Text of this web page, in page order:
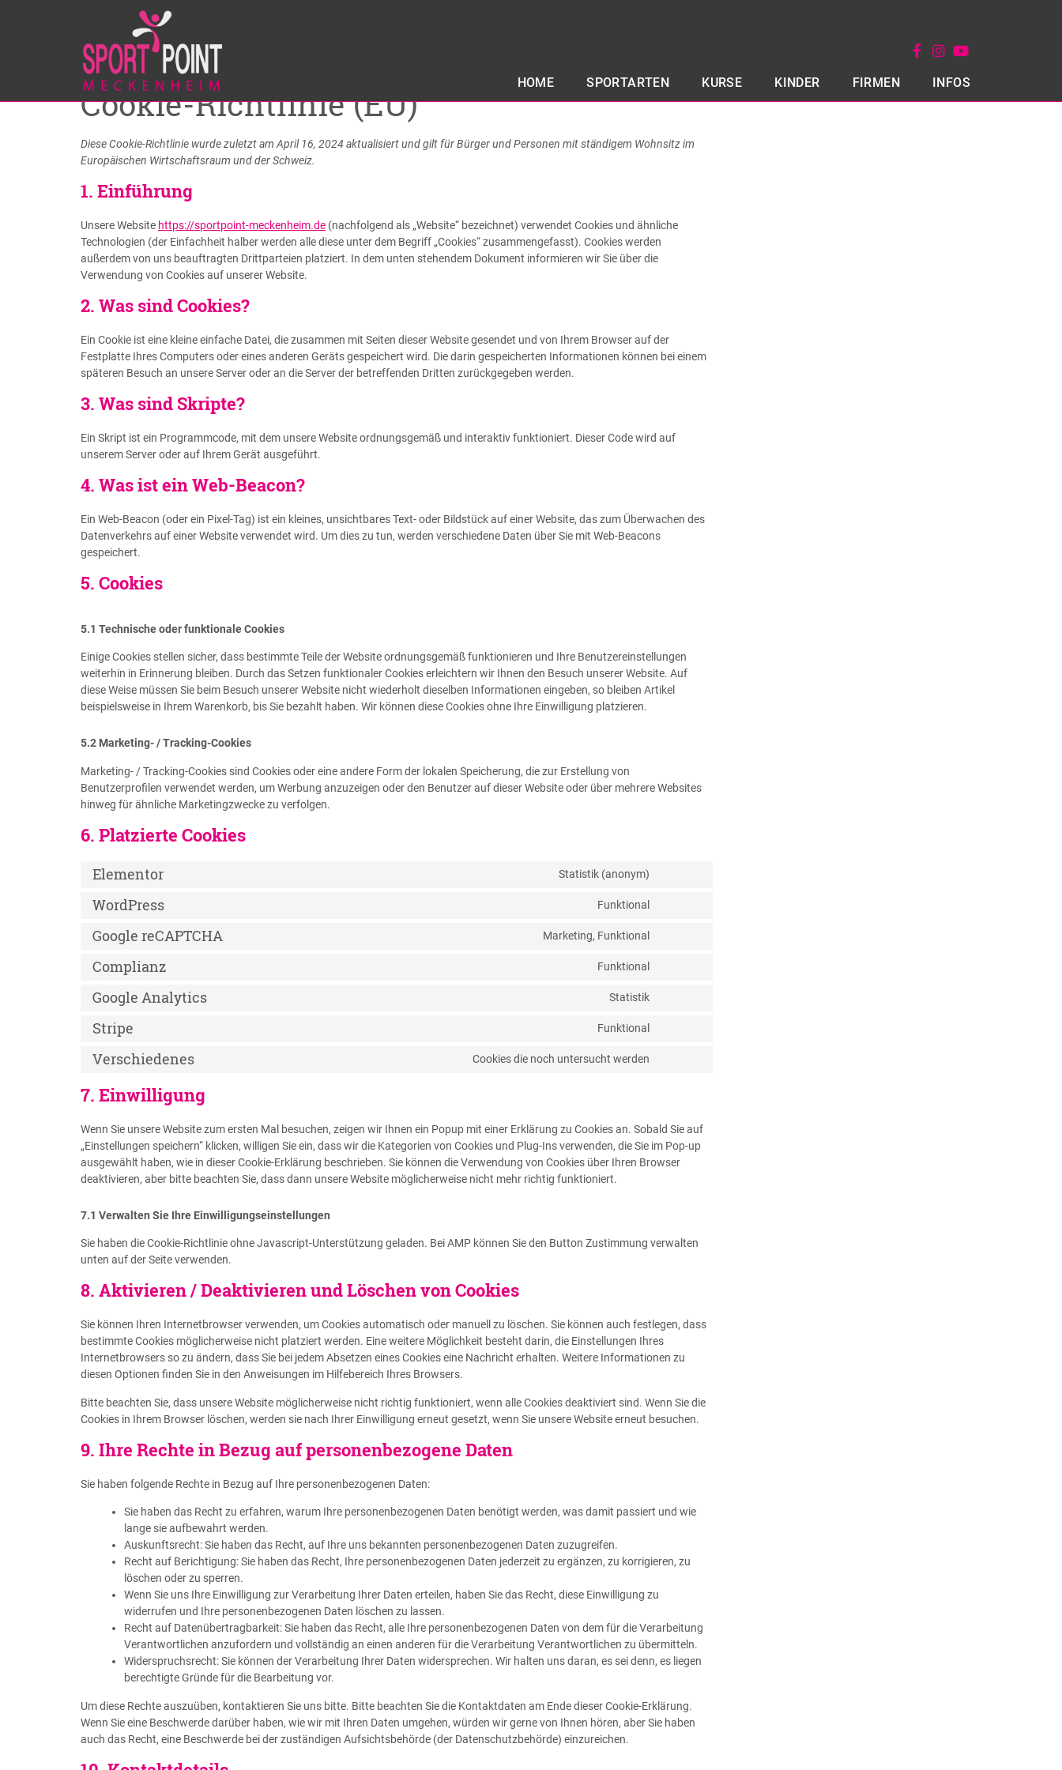
HOME SPORTARTEN KURSE KINDER FIRMEN INFOS
Cookie-Richtlinie (EU)
Diese Cookie-Richtlinie wurde zuletzt am April 16, 2024 aktualisiert und gilt für Bürger und Personen mit ständigem Wohnsitz im
Europäischen Wirtschaftsraum und der Schweiz.
1. Einführung
Unsere Website https://sportpoint-meckenheim.de (nachfolgend als „Website“ bezeichnet) verwendet Cookies und ähnliche
Technologien (der Einfachheit halber werden alle diese unter dem Begriff „Cookies“ zusammengefasst). Cookies werden
außerdem von uns beauftragten Drittparteien platziert. In dem unten stehendem Dokument informieren wir Sie über die
Verwendung von Cookies auf unserer Website.
2. Was sind Cookies?
Ein Cookie ist eine kleine einfache Datei, die zusammen mit Seiten dieser Website gesendet und von Ihrem Browser auf der
Festplatte Ihres Computers oder eines anderen Geräts gespeichert wird. Die darin gespeicherten Informationen können bei einem
späteren Besuch an unsere Server oder an die Server der betreffenden Dritten zurückgegeben werden.
3. Was sind Skripte?
Ein Skript ist ein Programmcode, mit dem unsere Website ordnungsgemäß und interaktiv funktioniert. Dieser Code wird auf
unserem Server oder auf Ihrem Gerät ausgeführt.
4. Was ist ein Web-Beacon?
Ein Web-Beacon (oder ein Pixel-Tag) ist ein kleines, unsichtbares Text- oder Bildstück auf einer Website, das zum Überwachen des
Datenverkehrs auf einer Website verwendet wird. Um dies zu tun, werden verschiedene Daten über Sie mit Web-Beacons
gespeichert.
5. Cookies
5.1 Technische oder funktionale Cookies
Einige Cookies stellen sicher, dass bestimmte Teile der Website ordnungsgemäß funktionieren und Ihre Benutzereinstellungen
weiterhin in Erinnerung bleiben. Durch das Setzen funktionaler Cookies erleichtern wir Ihnen den Besuch unserer Website. Auf
diese Weise müssen Sie beim Besuch unserer Website nicht wiederholt dieselben Informationen eingeben, so bleiben Artikel
beispielsweise in Ihrem Warenkorb, bis Sie bezahlt haben. Wir können diese Cookies ohne Ihre Einwilligung platzieren.
5.2 Marketing- / Tracking-Cookies
Marketing- / Tracking-Cookies sind Cookies oder eine andere Form der lokalen Speicherung, die zur Erstellung von
Benutzerprofilen verwendet werden, um Werbung anzuzeigen oder den Benutzer auf dieser Website oder über mehrere Websites
hinweg für ähnliche Marketingzwecke zu verfolgen.
6. Platzierte Cookies
Elementor Statistik (anonym)
WordPress Funktional
Google reCAPTCHA Marketing, Funktional
Complianz Funktional
Google Analytics Statistik
Stripe Funktional
Verschiedenes Cookies die noch untersucht werden
7. Einwilligung
Wenn Sie unsere Website zum ersten Mal besuchen, zeigen wir Ihnen ein Popup mit einer Erklärung zu Cookies an. Sobald Sie auf
„Einstellungen speichern“ klicken, willigen Sie ein, dass wir die Kategorien von Cookies und Plug-Ins verwenden, die Sie im Pop-up
ausgewählt haben, wie in dieser Cookie-Erklärung beschrieben. Sie können die Verwendung von Cookies über Ihren Browser
deaktivieren, aber bitte beachten Sie, dass dann unsere Website möglicherweise nicht mehr richtig funktioniert.
7.1 Verwalten Sie Ihre Einwilligungseinstellungen
Sie haben die Cookie-Richtlinie ohne Javascript-Unterstützung geladen. Bei AMP können Sie den Button Zustimmung verwalten
unten auf der Seite verwenden.
8. Aktivieren / Deaktivieren und Löschen von Cookies
Sie können Ihren Internetbrowser verwenden, um Cookies automatisch oder manuell zu löschen. Sie können auch festlegen, dass
bestimmte Cookies möglicherweise nicht platziert werden. Eine weitere Möglichkeit besteht darin, die Einstellungen Ihres
Internetbrowsers so zu ändern, dass Sie bei jedem Absetzen eines Cookies eine Nachricht erhalten. Weitere Informationen zu
diesen Optionen finden Sie in den Anweisungen im Hilfebereich Ihres Browsers.
Bitte beachten Sie, dass unsere Website möglicherweise nicht richtig funktioniert, wenn alle Cookies deaktiviert sind. Wenn Sie die
Cookies in Ihrem Browser löschen, werden sie nach Ihrer Einwilligung erneut gesetzt, wenn Sie unsere Website erneut besuchen.
9. Ihre Rechte in Bezug auf personenbezogene Daten
Sie haben folgende Rechte in Bezug auf Ihre personenbezogenen Daten:
Sie haben das Recht zu erfahren, warum Ihre personenbezogenen Daten benötigt werden, was damit passiert und wie
lange sie aufbewahrt werden.
Auskunftsrecht: Sie haben das Recht, auf Ihre uns bekannten personenbezogenen Daten zuzugreifen.
Recht auf Berichtigung: Sie haben das Recht, Ihre personenbezogenen Daten jederzeit zu ergänzen, zu korrigieren, zu
löschen oder zu sperren.
Wenn Sie uns Ihre Einwilligung zur Verarbeitung Ihrer Daten erteilen, haben Sie das Recht, diese Einwilligung zu
widerrufen und Ihre personenbezogenen Daten löschen zu lassen.
Recht auf Datenübertragbarkeit: Sie haben das Recht, alle Ihre personenbezogenen Daten von dem für die Verarbeitung
Verantwortlichen anzufordern und vollständig an einen anderen für die Verarbeitung Verantwortlichen zu übermitteln.
Widerspruchsrecht: Sie können der Verarbeitung Ihrer Daten widersprechen. Wir halten uns daran, es sei denn, es liegen
berechtigte Gründe für die Bearbeitung vor.
Um diese Rechte auszuüben, kontaktieren Sie uns bitte. Bitte beachten Sie die Kontaktdaten am Ende dieser Cookie-Erklärung.
Wenn Sie eine Beschwerde darüber haben, wie wir mit Ihren Daten umgehen, würden wir gerne von Ihnen hören, aber Sie haben
auch das Recht, eine Beschwerde bei der zuständigen Aufsichtsbehörde (der Datenschutzbehörde) einzureichen.